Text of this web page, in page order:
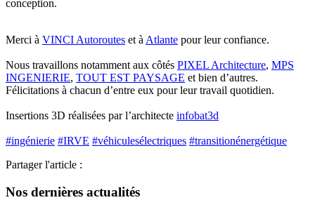
conception.
Merci à VINCI Autoroutes et à Atlante pour leur confiance.
Nous travaillons notamment aux côtés PIXEL Architecture, MPS
INGENIERIE, TOUT EST PAYSAGE et bien d’autres.
Félicitations à chacun d’entre eux pour leur travail quotidien.
Insertions 3D réalisées par l’architecte infobat3d
#ingénierie #IRVE #véhiculesélectriques #transitionénergétique
Partager l'article :
Nos dernières actualités